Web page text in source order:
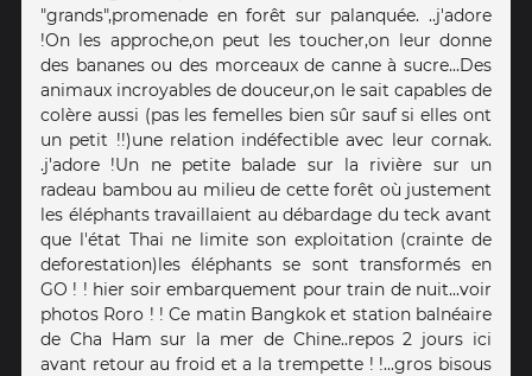
"grands",promenade en forêt sur palanquée. ..j'adore
!On les approche,on peut les toucher,on leur donne
des bananes ou des morceaux de canne à sucre...Des
animaux incroyables de douceur,on le sait capables de
colère aussi (pas les femelles bien sûr sauf si elles ont
un petit !!)une relation indéfectible avec leur cornak.
.j'adore !Un ne petite balade sur la rivière sur un
radeau bambou au milieu de cette forêt où justement
les éléphants travaillaient au débardage du teck avant
que l'état Thai ne limite son exploitation (crainte de
deforestation)les éléphants se sont transformés en
GO ! ! hier soir embarquement pour train de nuit...voir
photos Roro ! ! Ce matin Bangkok et station balnéaire
de Cha Ham sur la mer de Chine..repos 2 jours ici
avant retour au froid et a la trempette ! !...gros bisous